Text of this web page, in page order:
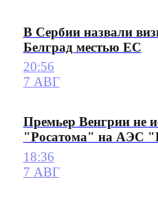
В Сербии назвали
Белград местью ЕС
20:56
7 АВГ
Премьер Венгрии не
"Росатома" на АЭС
18:36
7 АВГ